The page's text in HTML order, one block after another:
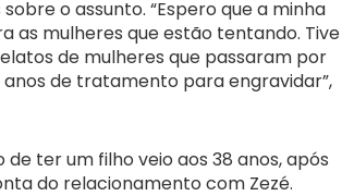
o assunto. “Espero que a minha
as mulheres que estão tentando. Tive
de mulheres que passaram por
de tratamento para engravidar”,
ter um filho veio aos 38 anos, após
do relacionamento com Zezé.